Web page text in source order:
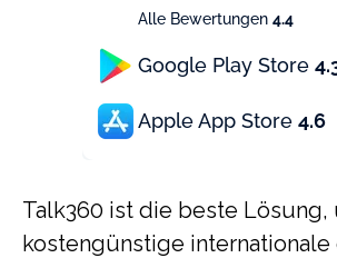
Alle Bewertungen 4.4
Google Play Store
Apple App Store 4.6
Talk360 ist die beste Lösung,
kostengünstige